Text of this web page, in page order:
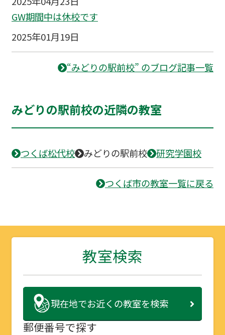
GW期間中は休校です
2025年01月19日
“みどりの駅前校” のブログ記事一覧
みどりの駅前校の近隣の教室
つくば松代校 みどりの駅前校 研究学園校
つくば市の教室一覧に戻る
教室検索
現在地でお近くの教室を検索
郵便番号で探す